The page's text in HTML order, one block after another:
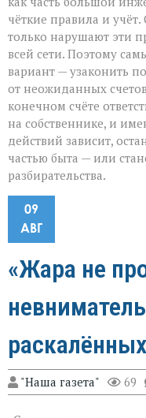
чёткие правила и
только нарушают эти
всей сети. Поэтому
вариант — узаконить
от неожиданных
конечном счёте
на собственнике, и
действий зависит,
частью быта — или
разбирательства.
09
АВГ
«Жара не
"Наша газета" 69